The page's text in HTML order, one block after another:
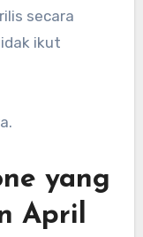
secara
ikut
yang
April